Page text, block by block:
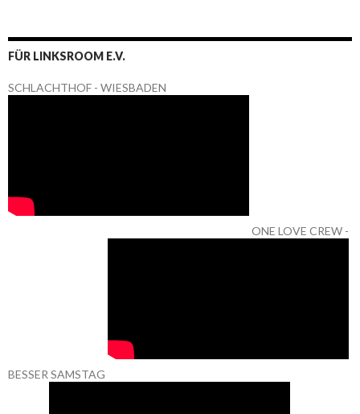
FÜR LINKSROOM E.V.
SCHLACHTHOF - WIESBADEN
ONE LOVE CREW -
BESSER SAMSTAG